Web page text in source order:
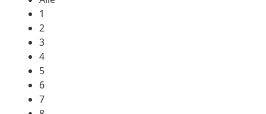
1
2
3
4
5
6
7